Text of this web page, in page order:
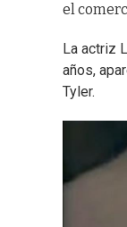
el
La actriz
años,
Tyler.